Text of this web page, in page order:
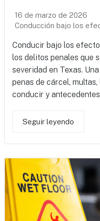
16 de marzo de 2026
Conducción bajo los
Conducir bajo los
los delitos penales que
severidad en Texas.
penas de cárcel,
conducir y
Seguir leyendo